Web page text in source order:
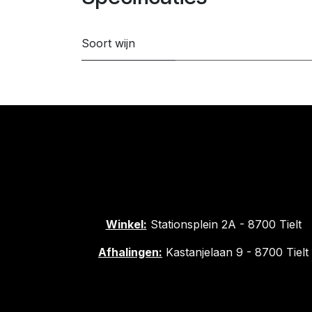
Soort wijn
Winkel: Stationsplein 2A - 8700 Tielt
Afhalingen: Kastanjelaan 9 - 8700 Tielt